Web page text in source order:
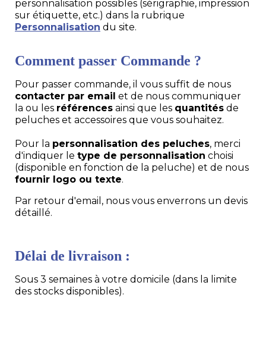
personnalisation possibles (sérigraphie, impression
sur étiquette, etc.) dans la rubrique
Personnalisation du site.
Comment passer Commande ?
Pour passer commande, il vous suffit de nous
contacter par email et de nous communiquer
la ou les références ainsi que les quantités de
peluches et accessoires que vous souhaitez.
Pour la personnalisation des peluches, merci
d'indiquer le type de personnalisation choisi
(disponible en fonction de la peluche) et de nous
fournir logo ou texte.
Par retour d'email, nous vous enverrons un devis
détaillé.
Délai de livraison :
Sous 3 semaines à votre domicile (dans la limite
des stocks disponibles).